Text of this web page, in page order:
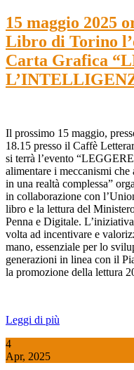
15 maggio 2025
Libro di Torino
Carta Grafica
Il prossimo 15 maggio,
18.15 presso il Caffè
si terrà l’evento
alimentare i meccanismi
in una realtà complessa”
in collaborazione con
libro e la lettura del
Penna e Digitale.
volta ad incentivare e
mano, essenziale per lo
generazioni in linea con il
la promozione della lettura
Leggi di più
4
Apr, 2025